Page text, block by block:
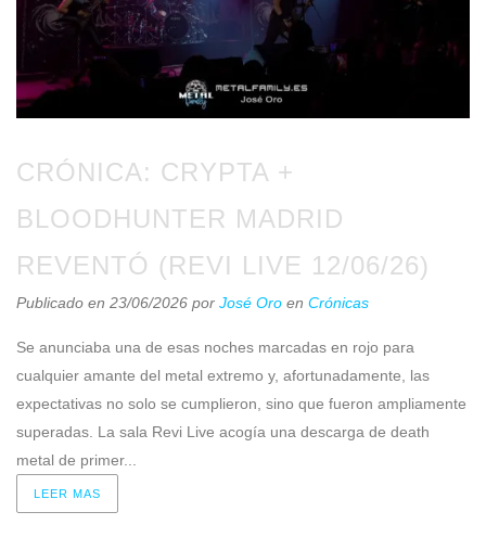
CRÓNICA: CRYPTA +
BLOODHUNTER MADRID
REVENTÓ (REVI LIVE 12/06/26)
Publicado en 23/06/2026 por José Oro en Crónicas
Se anunciaba una de esas noches marcadas en rojo para
cualquier amante del metal extremo y, afortunadamente, las
expectativas no solo se cumplieron, sino que fueron ampliamente
superadas. La sala Revi Live acogía una descarga de death
metal de primer...
LEER MAS